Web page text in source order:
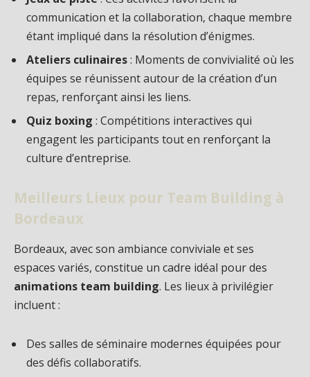
communication et la collaboration, chaque membre
étant impliqué dans la résolution d’énigmes.
Ateliers culinaires: Moments de convivialité où les
équipes se réunissent autour de la création d’un
repas, renforçant ainsi les liens.
Quiz boxing : Compétitions interactives qui
engagent les participants tout en renforçant la
culture d’entreprise.
Meilleurs Lieux pour Team Building à
Bordeaux
Bordeaux, avec son ambiance conviviale et ses
espaces variés, constitue un cadre idéal pour des
animations team building. Les lieux à privilégier
incluent :
Des salles de séminaire modernes équipées pour
des défis collaboratifs.